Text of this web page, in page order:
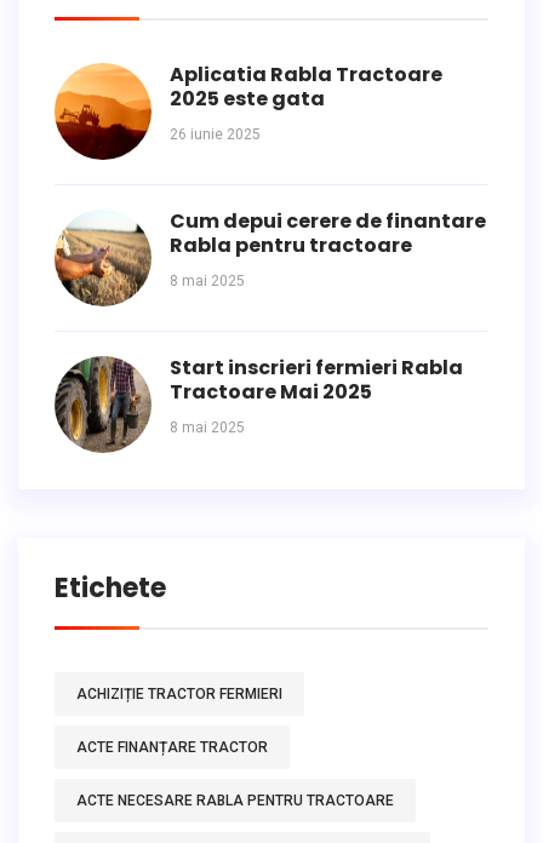
Aplicatia Rabla Tractoare
2025 este gata
26 iunie 2025
Cum depui cerere de finantare
Rabla pentru tractoare
8 mai 2025
Start inscrieri fermieri Rabla
Tractoare Mai 2025
8 mai 2025
Etichete
ACHIZIȚIE TRACTOR FERMIERI
ACTE FINANȚARE TRACTOR
ACTE NECESARE RABLA PENTRU TRACTOARE